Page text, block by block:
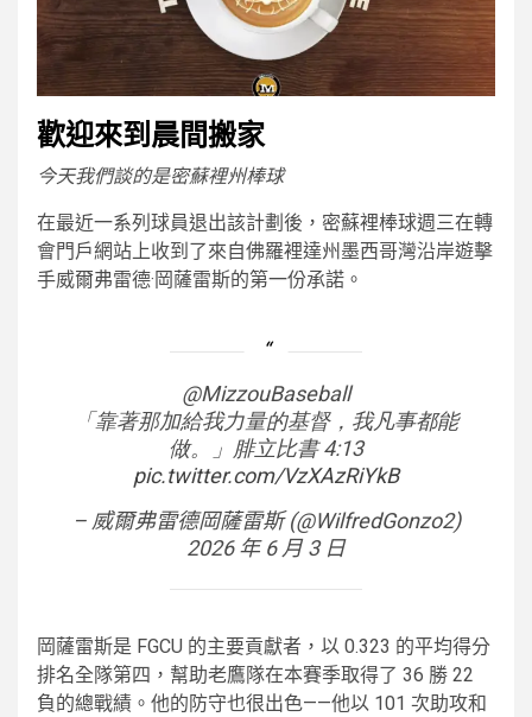
歡迎來到晨間搬家
今天我們談的是密蘇裡州棒球
在最近一系列球員退出該計劃後，密蘇裡棒球週三在轉
會門戶網站上收到了來自佛羅裡達州墨西哥灣沿岸遊擊
手威爾弗雷德·岡薩雷斯的第一份承諾。
@MizzouBaseball
「靠著那加給我力量的基督，我凡事都能
做。」腓立比書 4:13
pic.twitter.com/VzXAzRiYkB
– 威爾弗雷德岡薩雷斯 (@WilfredGonzo2)
2026 年 6 月 3 日
岡薩雷斯是 FGCU 的主要貢獻者，以 0.323 的平均得分
排名全隊第四，幫助老鷹隊在本賽季取得了 36 勝 22
負的總戰績。他的防守也很出色——他以 101 次助攻和